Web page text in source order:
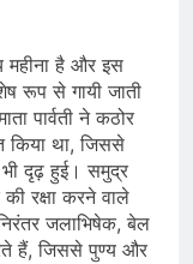
महीना है और इस
रूप से गायी जाती
पार्वती ने कठोर
किया था, जिससे
दृढ़ हुई। समुद्र
रक्षा करने वाले
जलाभिषेक, बेल
हैं, जिससे पुण्य और